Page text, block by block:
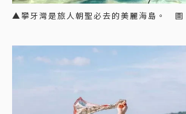
▲攀牙灣是旅人朝聖必去的美麗海島。 圖